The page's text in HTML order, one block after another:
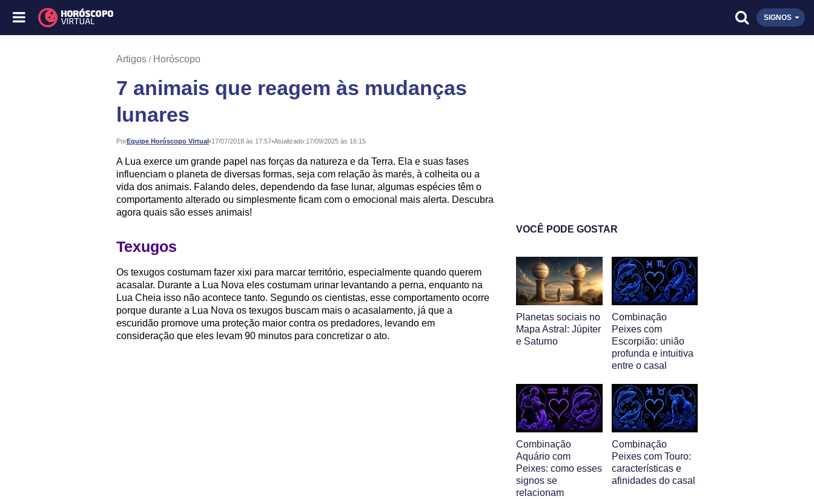
SIGNOS
Artigos Horóscopo
7 animais que reagem às mudanças
lunares
PorEquipe Horóscopo Virtual•
Publicado: 17/07/2018 às 17:57•Atualizado:17/09/2025 às 16:15
A Lua exerce um grande papel nas forças da natureza e da Terra. Ela e suas fases
influenciam o planeta de diversas formas, seja com relação às marés, à colheita ou a
vida dos animais. Falando deles, dependendo da fase lunar, algumas espécies têm o
comportamento alterado ou simplesmente ficam com o emocional mais alerta. Descubra
agora quais são esses animais!
Texugos
Os texugos costumam fazer xixi para marcar território, especialmente quando querem
acasalar. Durante a Lua Nova eles costumam urinar levantando a perna, enquanto na
Lua Cheia isso não acontece tanto. Segundo os cientistas, esse comportamento ocorre
porque durante a Lua Nova os texugos buscam mais o acasalamento, já que a
escuridão promove uma proteção maior contra os predadores, levando em
consideração que eles levam 90 minutos para concretizar o ato.
VOCÊ PODE GOSTAR
Planetas sociais no
Mapa Astral: Júpiter
e Saturno
Combinação
Peixes com
Escorpião: união
profunda e intuitiva
entre o casal
Combinação
Aquário com
Peixes: como esses
signos se
relacionam
Combinação
Peixes com Touro:
características e
afinidades do casal